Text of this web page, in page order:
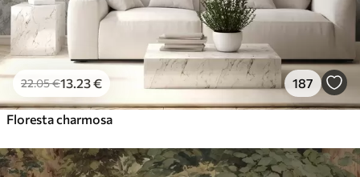
22.05€13 .23€ 187
Floresta charmosa